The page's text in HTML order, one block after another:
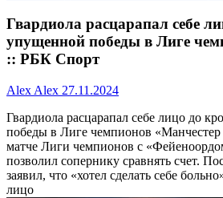
Гвардиола расцарапал себе
упущенной победы в Лиге
:: РБК Спорт
Alex Alex 27.11.2024
Гвардиола расцарапал себе лицо до
победы в Лиге чемпионов
матче Лиги чемпионов с
позволил сопернику сравнять счет.
заявил, что «хотел сделать себе
лицо